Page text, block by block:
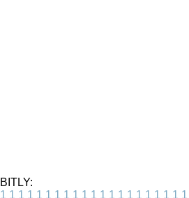
BITLY:
1 1 1 1 1 1 1 1 1 1 1 1 1 1 1 1 1 1 1 1 1